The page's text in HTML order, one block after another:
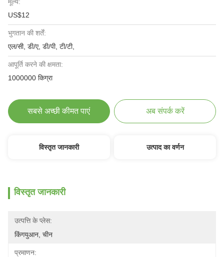
US$12
भुगतान की शर्तें:
एल/सी, डी/ए, डी/पी, टी/टी,
आपूर्ति करने की क्षमता:
1000000 किग्रा
सबसे अच्छी कीमत पाएं अब संपर्क करें
विस्तृत जानकारी उत्पाद का वर्णन
विस्तृत जानकारी
उत्पत्ति के प्लेस:
किंगयुआन, चीन
प्रमाणन: